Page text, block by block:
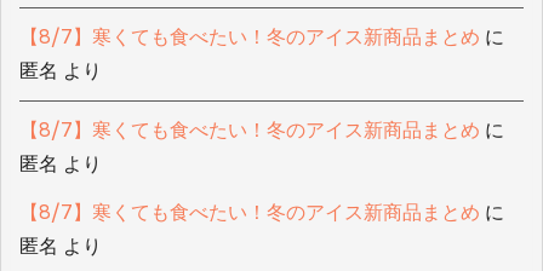
【8/7】寒くても食べたい！冬のアイス新商品まとめ に
匿名 より
【8/7】寒くても食べたい！冬のアイス新商品まとめ に
匿名 より
【8/7】寒くても食べたい！冬のアイス新商品まとめ に
匿名 より